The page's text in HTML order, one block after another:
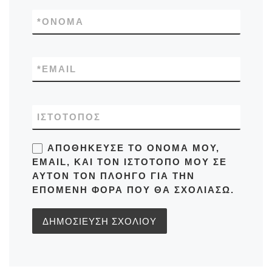
ΌΝΟΜΑ
*
EMAIL
*
ΙΣΤΌΤΟΠΟΣ
ΑΠΟΘΉΚΕΥΣΕ ΤΟ ΌΝΟΜΆ ΜΟΥ,
EMAIL, ΚΑΙ ΤΟΝ ΙΣΤΌΤΟΠΟ ΜΟΥ ΣΕ
ΑΥΤΌΝ ΤΟΝ ΠΛΟΗΓΌ ΓΙΑ ΤΗΝ
ΕΠΌΜΕΝΗ ΦΟΡΆ ΠΟΥ ΘΑ ΣΧΟΛΙΆΣΩ.